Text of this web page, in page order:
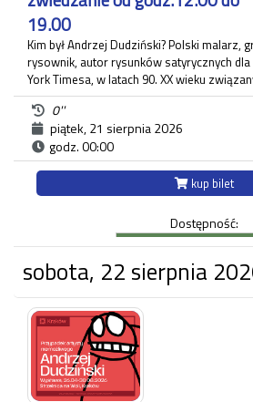
19.00
Kim był Andrzej Dudziński? Polski malarz,
rysownik, autor rysunków satyrycznych
York Timesa, w latach 90. XX wieku
krakowskim "Tygodnikiem Powszechnym",
zamieszczał regularnie komentarz
wystawie pt.: "Andrzej Dudziński. Przypadek
artysty niemożliwego" zaprezentowane
różnorodne prace artysty.
Ekspozycja odbywa się w budynku
Woli przy ul. Królowej Jadwigi 220 oraz w
Decjusza (parter), gdzie zgromadzone
projekty graficzne, plakaty, okładki i
prasowa autora.
Każdy uczestnik zwiedzania jest zobowiązany
posiadania własnego biletu.
*Ostatnie wejście na zwiedzanie
najpóźniej 45 minut przed zamknięciem.
0''
piątek, 21 sierpnia 2026
godz. 00:00
kup bilet
Dostępność:
sobota, 22 sierpnia